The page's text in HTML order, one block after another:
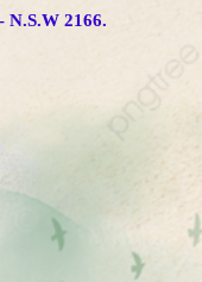
N.S.W 2166.